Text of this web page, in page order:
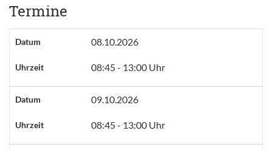
Termine
Datum 08.10.2026
Uhrzeit 08:45 - 13:00 Uhr
Datum 09.10.2026
Uhrzeit 08:45 - 13:00 Uhr